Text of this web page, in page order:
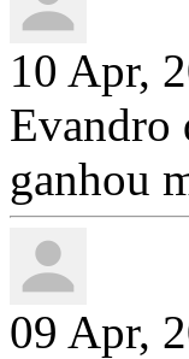
10 Apr,
Evandro
ganhou
09 Apr,